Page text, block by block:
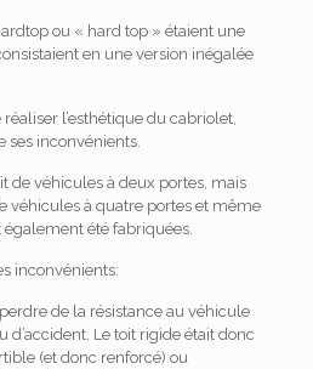
ou « hard top » étaient une
en une version inégalée
l’esthétique du cabriolet,
ses inconvénients.
de véhicules à deux portes, mais
véhicules à quatre portes et même
été fabriquées.
inconvénients:
perdre de la résistance au véhicule
d’accident. Le toit rigide était donc
(et donc renforcé) ou